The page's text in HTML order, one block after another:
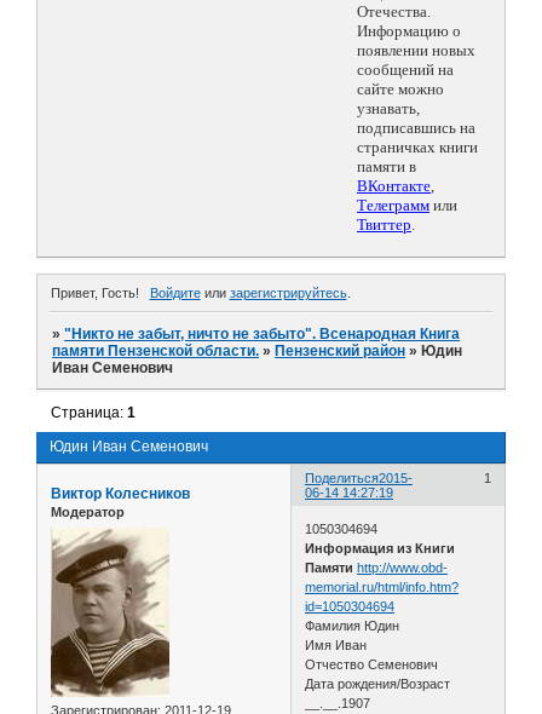
Отечества.
Информацию о
появлении новых
сообщений на
сайте можно
узнавать,
подписавшись на
страничках книги
памяти в
ВКонтакте,
Телеграмм или
Твиттер.
Привет, Гость! Войдитеили зарегистрируйтесь.
»"Никто не забыт, ничто не забыто". Всенародная Книга
памяти Пензенской области. » Пензенский район » Юдин
Иван Семенович
Юдин Иван Семенович
Страница:1
Поделиться 1
2015-
06-14 14:27:19
Виктор Колесников
Модератор
Зарегистрирован: 2011-12-19
1050304694
Информация из Книги
Памяти http://www.obd-
memorial.ru/html/info.htm?
id=1050304694
Фамилия Юдин
Имя Иван
Отчество Семенович
Дата рождения/Возраст
__.__.1907